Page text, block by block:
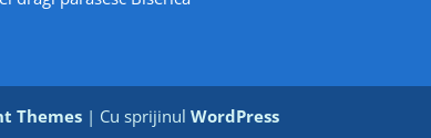
Themes | Cu sprijinulWordPress